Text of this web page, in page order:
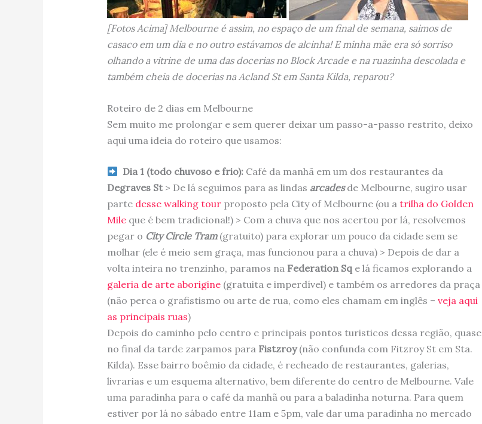
[Fotos Acima] Melbourne é assim, no espaço de um final de semana, saimos de
casaco em um dia e no outro estávamos de alcinha! E minha mãe era só sorriso
olhando a vitrine de uma das docerias no Block Arcade e na ruazinha descolada e
também cheia de docerias na Acland St em Santa Kilda, reparou?
Roteiro de 2 dias em Melbourne
Sem muito me prolongar e sem querer deixar um passo-a-passo restrito, deixo
aqui uma ideia do roteiro que usamos:
Dia 1 (todo chuvoso e frio):Café da manhã em um dos restaurantes da
Degraves St> De lá seguimos para as lindas arcadesde Melbourne, sugiro usar
parte desse walking tourproposto pela City of Melbourne (ou a trilha do Golden
Mileque é bem tradicional!) > Com a chuva que nos acertou por lá, resolvemos
pegar o City Circle Tram(gratuito) para explorar um pouco da cidade sem se
molhar (ele é meio sem graça, mas funcionou para a chuva) > Depois de dar a
volta inteira no trenzinho, paramos na Federation Sqe lá ficamos explorando a
galeria de arte aborigine(gratuita e imperdível) e também os arredores da praça
(não perca o grafistismo ou arte de rua, como eles chamam em inglês – veja aqui
as principais ruas)
Depois do caminho pelo centro e principais pontos turisticos dessa região, quase
no final da tarde zarpamos para Fistzroy(não confunda com Fitzroy St em Sta.
Kilda). Esse bairro boêmio da cidade, é recheado de restaurantes, galerias,
livrarias e um esquema alternativo, bem diferente do centro de Melbourne. Vale
uma paradinha para o café da manhã ou para a baladinha noturna. Para quem
estiver por lá no sábado entre 11am e 5pm, vale dar uma paradinha no mercado